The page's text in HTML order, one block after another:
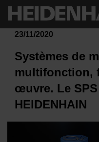
23/11/2020
Systèmes de
multifonction,
œuvre. Le
HEIDENHAIN